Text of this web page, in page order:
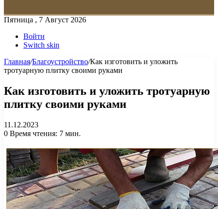
Пятница , 7 Август 2026
Войти
Switch skin
Главная/Благоустройство/Как изготовить и уложить
тротуарную плитку своими руками
Как изготовить и уложить тротуарную
плитку своими руками
11.12.2023
0 Время чтения: 7 мин.